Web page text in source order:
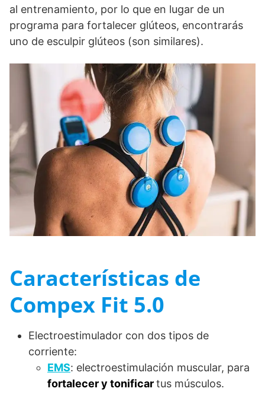
al entrenamiento, por lo que en lugar de un
programa para fortalecer glúteos, encontrarás
uno de esculpir glúteos (son similares).
Características de
Compex Fit 5.0
Electroestimulador con dos tipos de
corriente:
EMS: electroestimulación muscular, para
fortalecer y tonificartus músculos.